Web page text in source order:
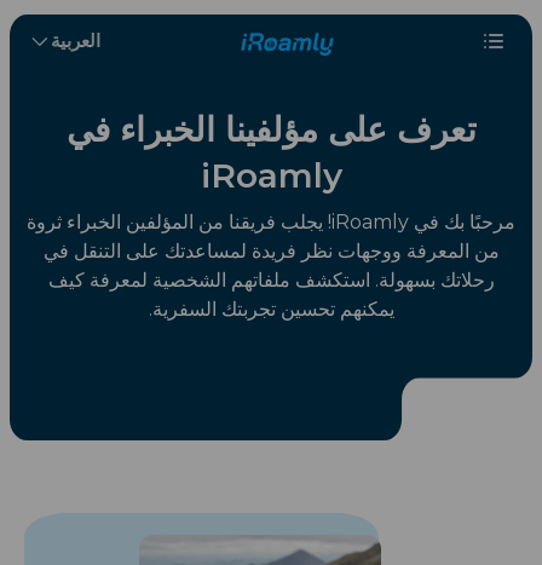
العربية
تعرف على مؤلفينا الخبراء في
iRoamly
مرحبًا بك في iRoamly! يجلب فريقنا من المؤلفين الخبراء ثروة
من المعرفة ووجهات نظر فريدة لمساعدتك على التنقل في
رحلاتك بسهولة. استكشف ملفاتهم الشخصية لمعرفة كيف
يمكنهم تحسين تجربتك السفرية.